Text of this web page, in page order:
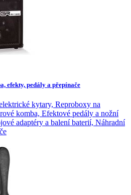
efekty, pedály a přepínače
kytary, Reproboxy na
komba, Efektové pedály a nožní
adaptéry a balení baterií, Náhradní